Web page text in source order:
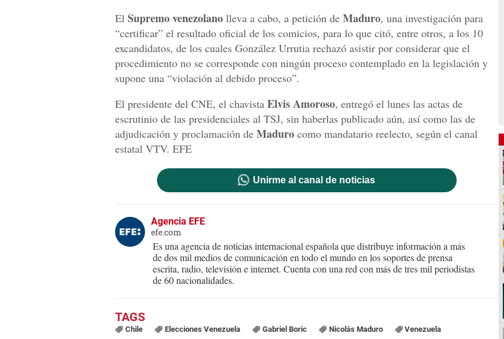
El Supremo venezolano lleva a cabo, a petición de Maduro, una investigación para
“certificar” el resultado oficial de los comicios, para lo que citó, entre otros, a los 10
excandidatos, de los cuales González Urrutia rechazó asistir por considerar que el
procedimiento no se corresponde con ningún proceso contemplado en la legislación y
supone una “violación al debido proceso”.
El presidente del CNE, el chavista Elvis Amoroso, entregó el lunes las actas de
escrutinio de las presidenciales al TSJ, sin haberlas publicado aún, así como las de
adjudicación y proclamación de Maduro como mandatario reelecto, según el canal
estatal VTV. EFE
Unirme al canal de noticias
Agencia EFE
efe.com
Es una agencia de noticias internacional española que distribuye información a más
de dos mil medios de comunicación en todo el mundo en los soportes de prensa
escrita, radio, televisión e internet. Cuenta con una red con más de tres mil periodistas
de 60 nacionalidades.
Chile Elecciones Venezuela Gabriel Boric Nicolás Maduro Venezuela